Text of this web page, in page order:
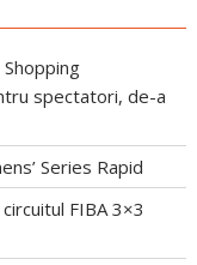
spectatori, de-a
Series Rapid
FIBA 3×3